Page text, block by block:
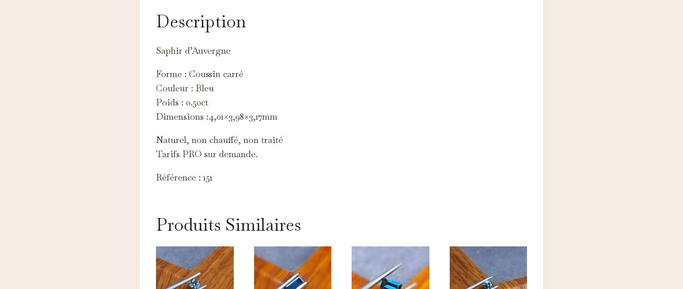
Description
Saphir d’Auvergne
Forme : Coussin carré
Couleur : Bleu
Poids : 0.50ct
Dimensions :4,01×3,98×3,17mm
Naturel, non chauffé, non traité
Tarifs PRO sur demande.
Référence : 151
Produits Similaires
contenus (Google Analytics, Matomo…).
Marketing